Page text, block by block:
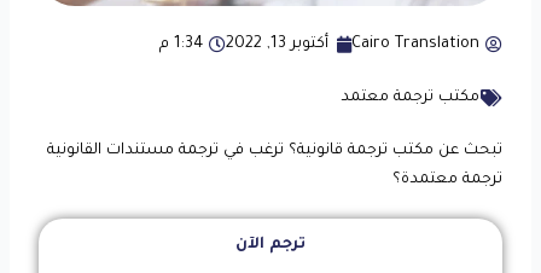
Cairo Translation أكتوبر 13, 2022 1:34 م
مكتب ترجمة معتمد
تبحث عن مكتب ترجمة قانونية؟ ترغب في ترجمة مستندات القانونية
ترجمة معتمدة؟
ترجم الآن